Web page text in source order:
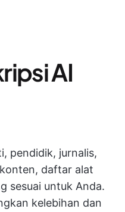
AI
pendidik, jurnalis,
daftar alat
sesuai untuk Anda.
kelebihan dan